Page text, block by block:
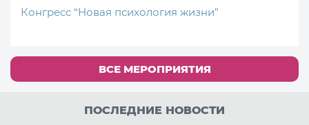
Конгресс “Новая психология жизни”
ВСЕ МЕРОПРИЯТИЯ
ПОСЛЕДНИЕ НОВОСТИ